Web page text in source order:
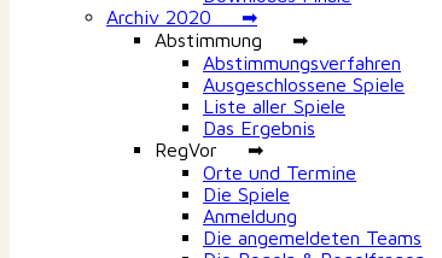
Archiv 2020 ➡
Abstimmung ➡
Abstimmungsverfahren
Ausgeschlossene Spiele
Liste aller Spiele
Das Ergebnis
RegVor ➡
Orte und Termine
Die Spiele
Anmeldung
Die angemeldeten Teams